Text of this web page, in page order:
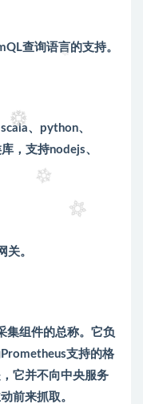
查询语言的支持。
、python、
，支持nodejs、
关。
集组件的总称。它负
支持的格
它并不向中央服务
前来抓取。